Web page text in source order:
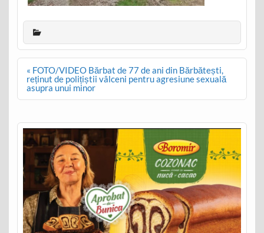
Post
navigation
« FOTO/VIDEO Bărbat de 77 de ani din Bărbătești,
reținut de polițiștii vâlceni pentru agresiune sexuală
asupra unui minor